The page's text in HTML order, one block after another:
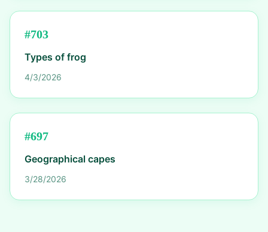
#703
Types of frog
4/3/2026
#697
Geographical capes
3/28/2026